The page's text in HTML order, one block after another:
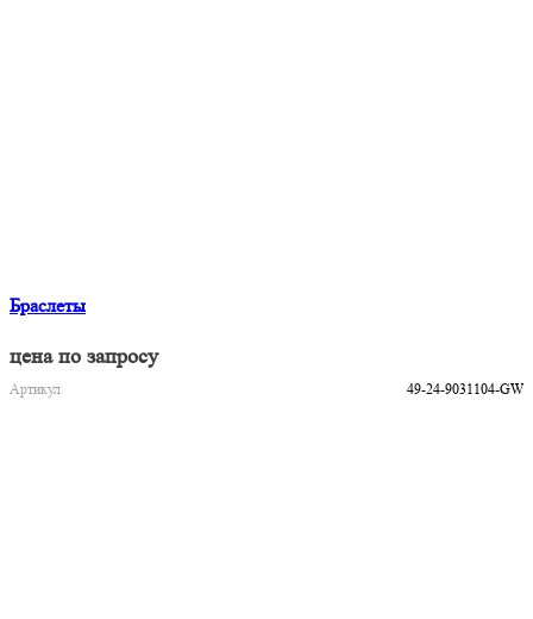
Браслеты
цена по запросу
Артикул 49-24-9031104-GW